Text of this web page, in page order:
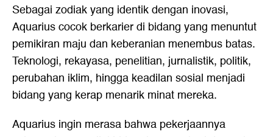
Sebagai zodiak yang identik dengan inovasi,
Aquarius cocok berkarier di bidang yang menuntut
pemikiran maju dan keberanian menembus batas.
Teknologi, rekayasa, penelitian, jurnalistik, politik,
perubahan iklim, hingga keadilan sosial menjadi
bidang yang kerap menarik minat mereka.
Aquarius ingin merasa bahwa pekerjaannya